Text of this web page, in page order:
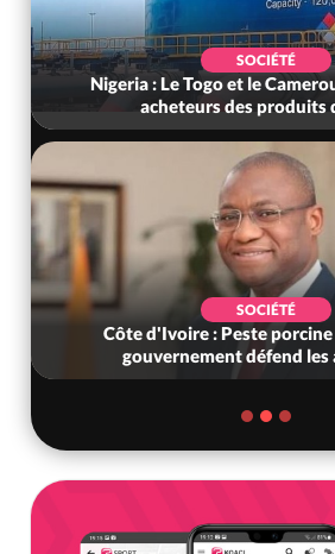
SOCIÉTÉ
Nigeria : Le Togo et le
acheteurs des produits
SOCIÉTÉ
Côte d'Ivoire : Peste
gouvernement défend les